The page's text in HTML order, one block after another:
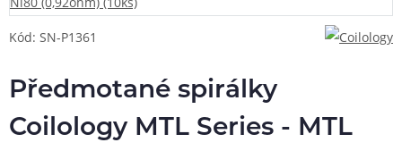
Kód: SN-P1361
Předmotané spirálky
Coilology MTL Series - MTL